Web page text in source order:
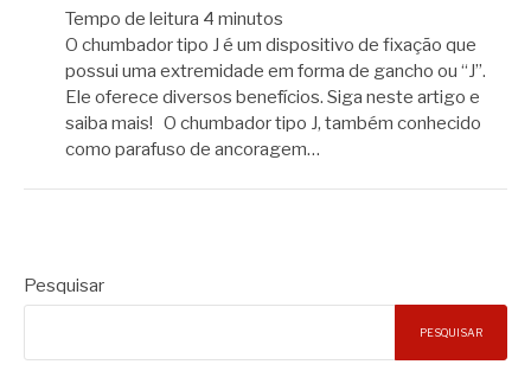
Tempo de leitura 4 minutos
O chumbador tipo J é um dispositivo de fixação que
possui uma extremidade em forma de gancho ou “J”.
Ele oferece diversos benefícios. Siga neste artigo e
saiba mais! O chumbador tipo J, também conhecido
como parafuso de ancoragem…
Pesquisar
PESQUISAR